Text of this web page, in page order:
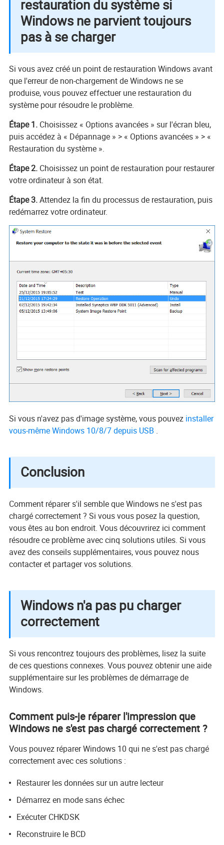
restauration du système si
Windows ne parvient toujours
pas à se charger
Si vous avez créé un point de restauration Windows avant
que l'erreur de non-chargement de Windows ne se
produise, vous pouvez effectuer une restauration du
système pour résoudre le problème.
Étape 1.Choisissez « Options avancées » sur l'écran bleu,
puis accédez à « Dépannage » > « Options avancées » > «
Restauration du système ».
Étape 2.Choisissez un point de restauration pour restaurer
votre ordinateur à son état.
Étape 3.Attendez la fin du processus de restauration, puis
redémarrez votre ordinateur.
Si vous n'avez pas d'image système, vous pouvez installer
vous-même Windows 10/8/7 depuis USB .
Conclusion
Comment réparer s'il semble que Windows ne s'est pas
chargé correctement ? Si vous vous posez la question,
vous êtes au bon endroit. Vous découvrirez ici comment
résoudre ce problème avec cinq solutions utiles. Si vous
avez des conseils supplémentaires, vous pouvez nous
contacter et partager vos solutions.
Windows n'a pas pu charger
correctement
Si vous rencontrez toujours des problèmes, lisez la suite
de ces questions connexes. Vous pouvez obtenir une aide
supplémentaire sur les problèmes de démarrage de
Windows.
Comment puis-je réparer l'impression que
Windows ne s'est pas chargé correctement ?
Vous pouvez réparer Windows 10 qui ne s'est pas chargé
correctement avec ces solutions :
Restaurer les données sur un autre lecteur
Démarrez en mode sans échec
Exécuter CHKDSK
Reconstruire le BCD